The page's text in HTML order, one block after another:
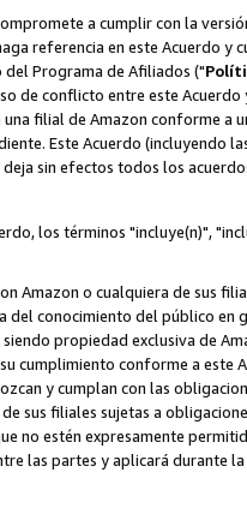
a cumplir con la
referencia en este Acuerdo
del Programa de Afiliados ("
de conflicto entre este
filial de Amazon conforme
Este Acuerdo (incluyendo
sin efectos todos los
los términos "incluye(n)",
Amazon o cualquiera de sus
del conocimiento del público
siendo propiedad exclusiva de
cumplimiento conforme a
y cumplan con las
sus filiales sujetas a
no estén expresamente
las partes y aplicará durante